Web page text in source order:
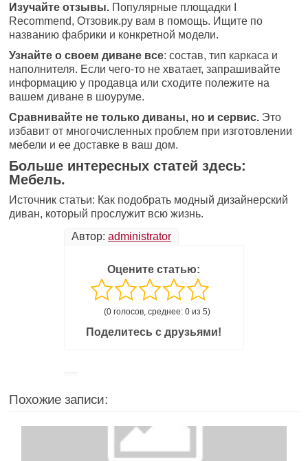
Изучайте отзывы. Популярные площадки I
Recommend, Отзовик.ру вам в помощь. Ищите по
названию фабрики и конкретной модели.
Узнайте о своем диване все: состав, тип каркаса и
наполнителя. Если чего-то не хватает, запрашивайте
информацию у продавца или сходите полежите на
вашем диване в шоуруме.
Сравнивайте не только диваны, но и сервис. Это
избавит от многочисленных проблем при изготовлении
мебели и ее доставке в ваш дом.
Больше интересных статей здесь:
Мебель.
Источник статьи: Как подобрать модный дизайнерский
диван, который прослужит всю жизнь.
Автор: administrator
Оцените статью:
(0 голосов, среднее: 0 из 5)
Поделитесь с друзьями!
Похожие записи: